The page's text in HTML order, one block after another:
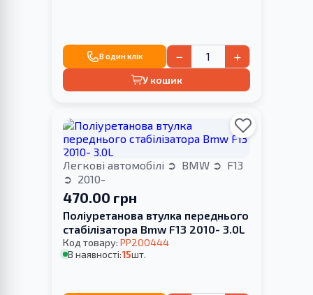
В один клік − +
У кошик
Легкові автомобілі BMW
F13
2010-
470.00 грн
Поліуретанова втулка переднього
стабілізатора Bmw F13 2010- 3.0L
Код товару: PP200444
В наявності:15шт.